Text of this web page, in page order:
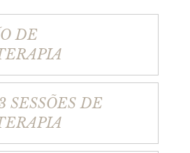
DE
SESSÕES DE